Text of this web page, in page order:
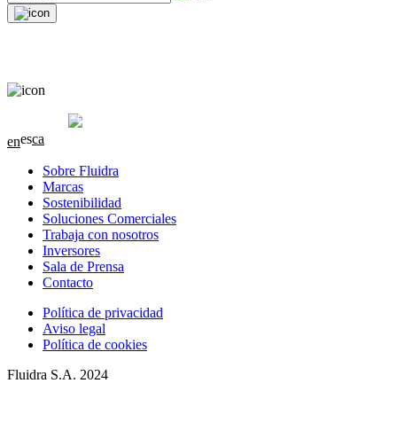
0.04 (+0.2%)
enesca
Sobre Fluidra
Marcas
Sostenibilidad
Soluciones Comerciales
Trabaja con nosotros
Inversores
Sala de Prensa
Contacto
Política de privacidad
Aviso legal
Política de cookies
Fluidra S.A. 2024